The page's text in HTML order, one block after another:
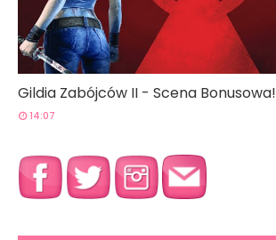
Gildia Zabójców II - Scena Bonusowa!
14:07